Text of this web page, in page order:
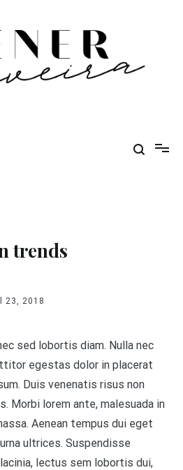
trends
23, 2018
sed lobortis diam. Nulla nec
egestas dolor in placerat
Duis venenatis risus non
Morbi lorem ante, malesuada in
Aenean tempus dui eget
ultrices. Suspendisse
lectus sem lobortis dui,